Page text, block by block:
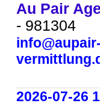
Au Pair
- 981304
2026-07-26